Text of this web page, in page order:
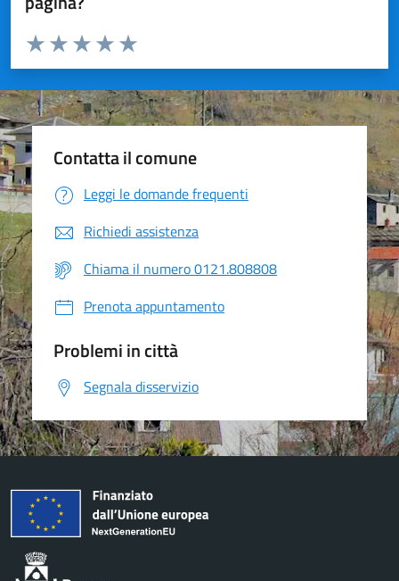
Valuta da 1 a 5 stelle la pagina
Valuta 5 stelle su 5
Valuta 4 stelle su 5
Valuta 3 stelle su 5
Valuta 2 stelle su 5
Valuta 1 stelle su 5
Contatta il comune
Leggi le domande frequenti
Richiedi assistenza
Chiama il numero 0121.808808
Prenota appuntamento
Problemi in città
Segnala disservizio